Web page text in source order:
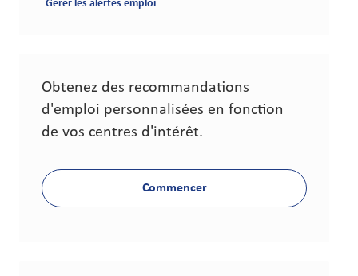
Gérer les alertes emploi
Obtenez des recommandations
d'emploi personnalisées en fonction
de vos centres d'intérêt.
Commencer